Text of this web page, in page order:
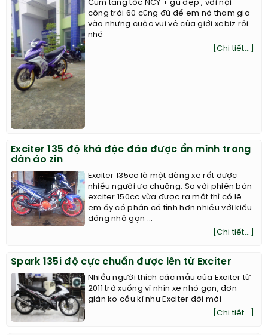
Cùm tăng tốc NCY + gù dẹp , với nội
công trái 60 cũng đủ để em nó tham gia
vào những cuộc vui vẻ của giới xebiz rồi
nhé ​
[Chi tiết...]
Exciter 135 độ khá độc đáo được ẩn mình trong
dàn áo zin
Exciter 135cc là một dòng xe rất được
nhiều người ưa chuộng. So với phiên bản
exciter 150cc vừa được ra mắt thì có lẽ
em ấy có phần cá tính hơn nhiều với kiểu
dáng nhỏ gọn ...
[Chi tiết...]
Spark 135i độ cực chuẩn được lên từ Exciter
Nhiều người thích các mẫu của Exciter từ
2011 trở xuống vì nhìn xe nhỏ gọn, đơn
giản ko cầu kì như Exciter đời mới
[Chi tiết...]